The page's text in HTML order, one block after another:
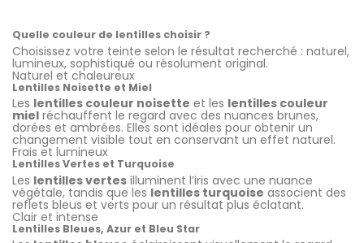
Quelle couleur de lentilles choisir ?
Choisissez votre teinte selon le résultat recherché : naturel,
lumineux, sophistiqué ou résolument original.
Naturel et chaleureux
Lentilles Noisette et Miel
Les lentilles couleur noisette et les lentilles couleur
miel réchauffent le regard avec des nuances brunes,
dorées et ambrées. Elles sont idéales pour obtenir un
changement visible tout en conservant un effet naturel.
Frais et lumineux
Lentilles Vertes et Turquoise
Les lentilles vertes illuminent l’iris avec une nuance
végétale, tandis que les lentilles turquoise associent des
reflets bleus et verts pour un résultat plus éclatant.
Clair et intense
Lentilles Bleues, Azur et Bleu Star